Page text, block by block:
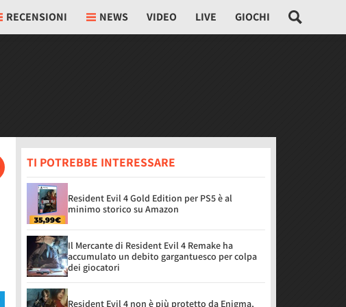
RECENSIONI NEWS VIDEO LIVE GIOCHI
TI POTREBBE INTERESSARE
Resident Evil 4 Gold Edition per PS5 è al
minimo storico su Amazon
Il Mercante di Resident Evil 4 Remake ha
accumulato un debito gargantuesco per colpa
dei giocatori
Resident Evil 4 non è più protetto da Enigma,